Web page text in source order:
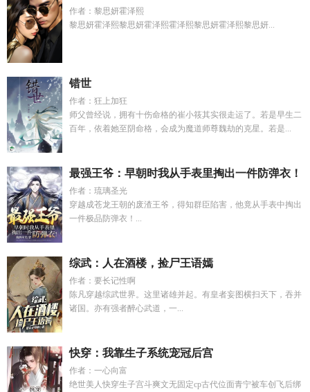
作者：黎思妍霍泽熙
黎思妍霍泽熙黎思妍霍泽熙霍泽熙黎思妍霍泽熙黎思妍...
错世
作者：狂上加狂
师父曾经说，拥有十伤命格的崔小筱其实很走运了。若是早生二
百年，依着她至阴命格，会成为魔道师尊魏劫的克星。若是...
最强王爷：早朝时我从手表里掏出一件防弹衣！
作者：琉璃圣光
穿越成苍龙王朝的废渣王爷，得知群臣陷害，他竟从手表中掏出
一件极品防弹衣！...
综武：人在酒楼，捡尸王语嫣
作者：要长记性啊
陈凡穿越综武世界。这里诸雄并起。有皇者妄图横扫天下，吞并
诸国。亦有强者醉心武道，一...
快穿：我靠生子系统宠冠后宫
作者：一心向富
绝世美人快穿生子宫斗爽文无固定cp古代位面青宁被车创飞后绑